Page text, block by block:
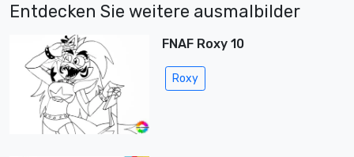
Entdecken Sie weitere ausmalbilder
FNAF Roxy 10
Roxy